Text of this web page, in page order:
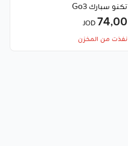
تكنو سبارك Go3
74٫00
نفذت من المخزن